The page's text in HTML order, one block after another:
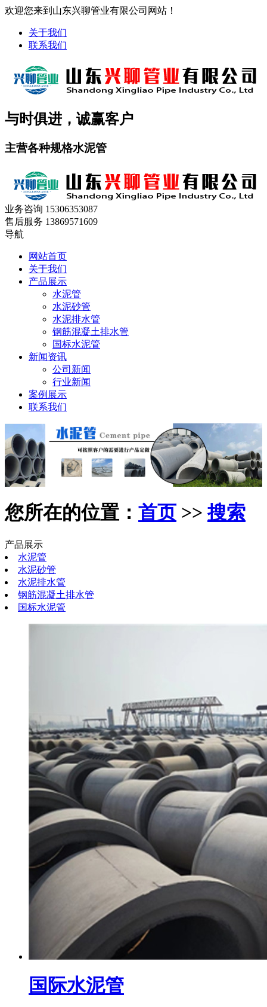
欢迎您来到山东兴聊管业有限公司网站！
关于我们
联系我们
与时俱进，诚赢客户
主营各种规格水泥管
业务咨询 15306353087
售后服务 13869571609
导航
网站首页
关于我们
产品展示
水泥管
水泥砂管
水泥排水管
钢筋混凝土排水管
国标水泥管
新闻资讯
公司新闻
行业新闻
案例展示
联系我们
您所在的位置： 首页 >>搜索
产品展示
水泥管
水泥砂管
水泥排水管
钢筋混凝土排水管
国标水泥管
国际水泥管